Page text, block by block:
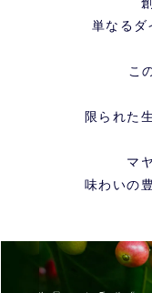
単なるダ
こ
限られた
マ
味わいの